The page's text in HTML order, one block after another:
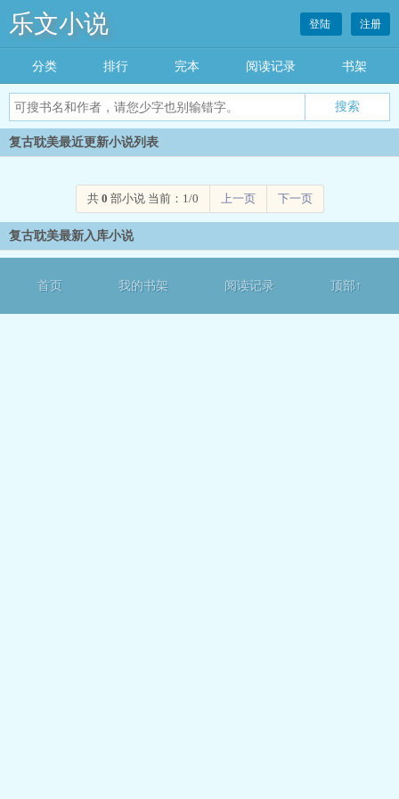
乐文小说 登陆 注册
分类 排行 完本 阅读记录 书架
复古耽美最近更新小说列表
共 0 部小说 当前：1/0 上一页 下一页
复古耽美最新入库小说
首页 我的书架 阅读记录 顶部↑